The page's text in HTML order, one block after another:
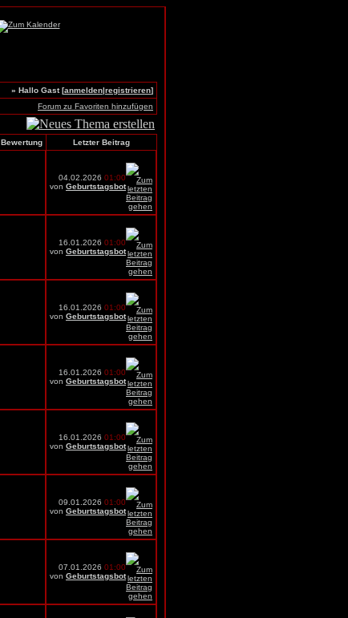
» Hallo Gast [anmelden|registrieren]
Forum zu Favoriten hinzufügen
Bewertung Letzter Beitrag
04.02.2026 01:00
von Geburtstagsbot
16.01.2026 01:00
von Geburtstagsbot
16.01.2026 01:00
von Geburtstagsbot
16.01.2026 01:00
von Geburtstagsbot
16.01.2026 01:00
von Geburtstagsbot
09.01.2026 01:00
von Geburtstagsbot
07.01.2026 01:00
von Geburtstagsbot